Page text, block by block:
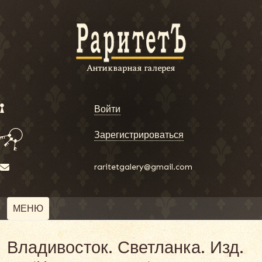
Войти
Зарегистрироваться
raritetgalery@gmail.com
МЕНЮ
Владивосток. Светланка. Изд.